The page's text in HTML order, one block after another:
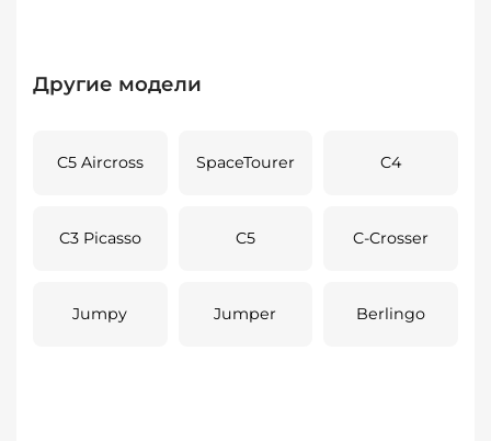
Другие модели
C5 Aircross SpaceTourer C4
C3 Picasso C5 C-Crosser
Jumpy Jumper Berlingo